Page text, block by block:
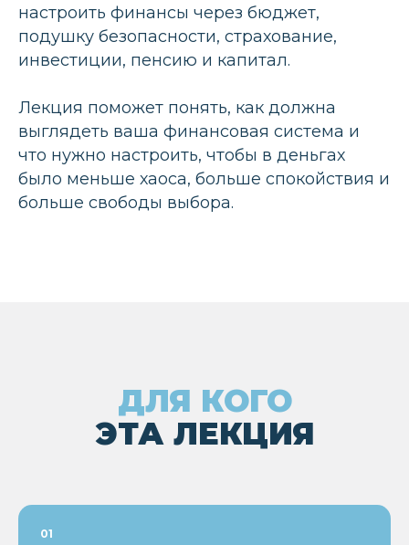
настроить финансы через бюджет,
подушку безопасности, страхование,
инвестиции, пенсию и капитал.
Лекция поможет понять, как должна
выглядеть ваша финансовая система и
что нужно настроить, чтобы в деньгах
было меньше хаоса, больше спокойствия и
больше свободы выбора.
01
ПРАВИЛЬНО
НАСТРОЕННАЯ
ФИНАНСОВАЯ
СИСТЕМА